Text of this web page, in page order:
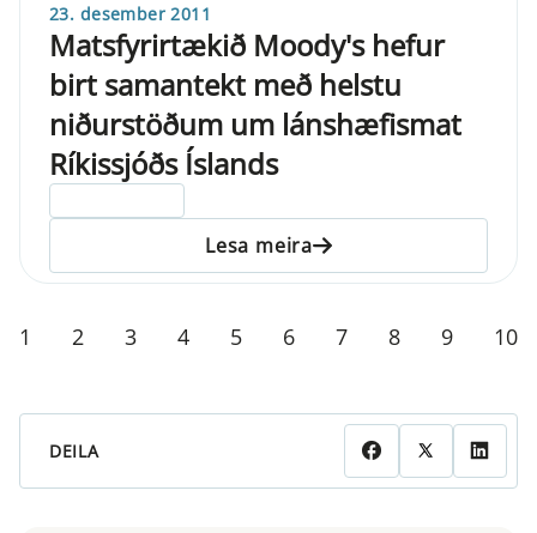
23. desember 2011
Matsfyrirtækið Moody's hefur
birt samantekt með helstu
niðurstöðum um lánshæfismat
Ríkissjóðs Íslands
Lesa meira
1 2 3 4 5 6 7 8 9 10
DEILA